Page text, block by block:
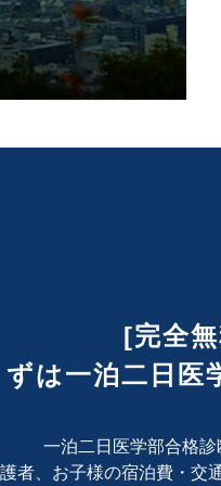
[完全
ずは一泊二日医
一泊二日医学部合格診
者、お子様の宿泊費・交